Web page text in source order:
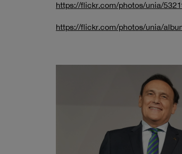
https://flickr.com/photos/unia/
https://flickr.com/photos/unia/